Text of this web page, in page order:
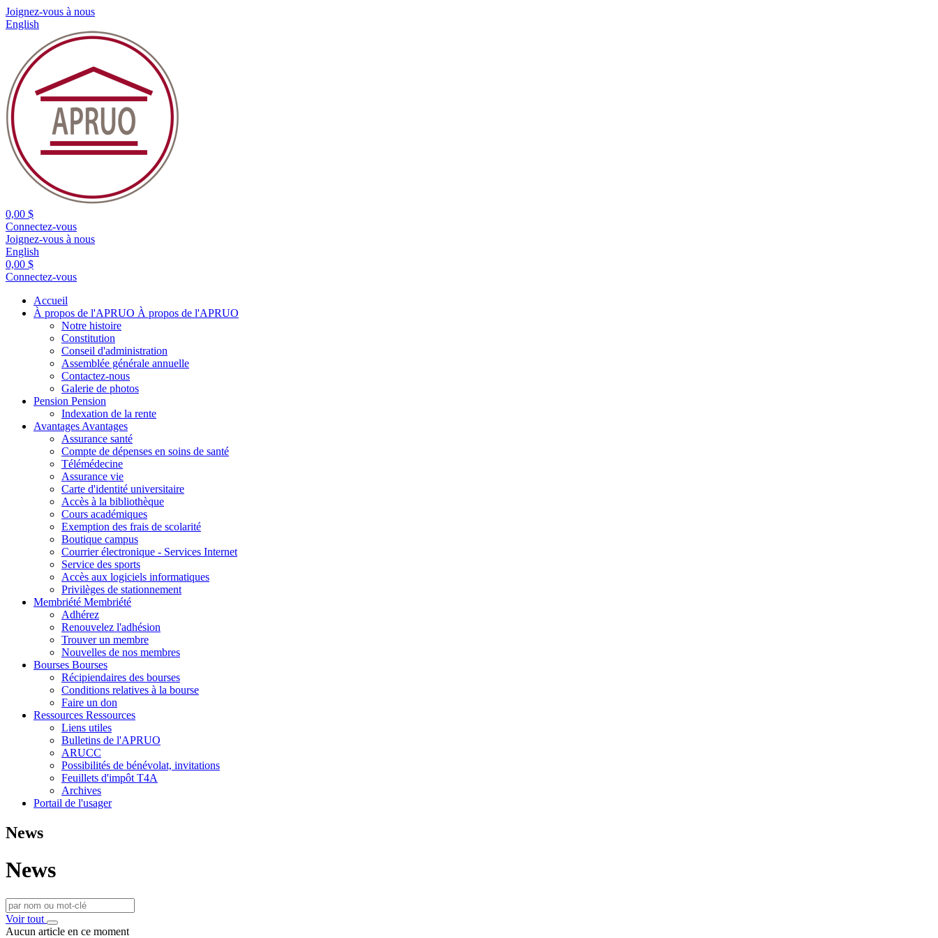
Joignez-vous à nous
English
0,00 $
Connectez-vous
Joignez-vous à nous
English
0,00 $
Connectez-vous
Accueil
À propos de l'APRUO À propos de l'APRUO
Notre histoire
Constitution
Conseil d'administration
Assemblée générale annuelle
Contactez-nous
Galerie de photos
Pension Pension
Indexation de la rente
Avantages Avantages
Assurance santé
Compte de dépenses en soins de santé
Télémédecine
Assurance vie
Carte d'identité universitaire
Accès à la bibliothèque
Cours académiques
Exemption des frais de scolarité
Boutique campus
Courrier électronique - Services Internet
Service des sports
Accès aux logiciels informatiques
Privilèges de stationnement
Membriété Membriété
Adhérez
Renouvelez l'adhésion
Trouver un membre
Nouvelles de nos membres
Bourses Bourses
Récipiendaires des bourses
Conditions relatives à la bourse
Faire un don
Ressources Ressources
Liens utiles
Bulletins de l'APRUO
ARUCC
Possibilités de bénévolat, invitations
Feuillets d'impôt T4A
Archives
Portail de l'usager
News
News
Voir tout
Aucun article en ce moment